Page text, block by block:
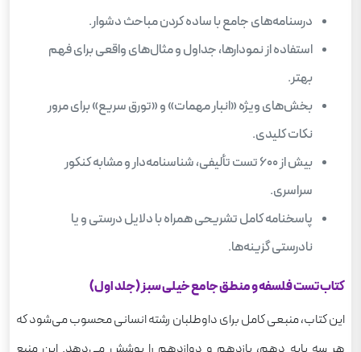
درسنامه‌های جامع با ساده کردن مباحث دشوار.
استفاده از نمودارها، جداول و مثال‌های واقعی برای فهم
بهتر.
بخش‌های ویژه «انبار مهمات» و «تورق سریع» برای مرور
نکات کلیدی.
بیش از ۶۰۰ تست تألیفی، شناسنامه‌دار و مشابه کنکور
سراسری.
پاسخنامه‌ کامل تشریحی همراه با دلایل درستی و یا
نادرستی گزینه‌ها.
کتاب تست فلسفه و منطق جامع خیلی سبز (جلد اول)
این کتاب، منبعی کامل برای داوطلبان رشته انسانی محسوب می‌شود که